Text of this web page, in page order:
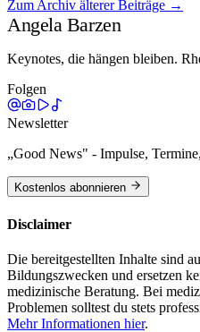
Weiterlesen →
Zum Archiv älterer Beiträge →
Angela Barzen
Keynotes, die hängen bleiben.
Folgen
Newsletter
„Good News" - Impulse,
Kostenlos abonnieren
Disclaimer
Die bereitgestellten Inhalte sind
Bildungszwecken und ersetzen
medizinische Beratung. Bei
Problemen solltest du stets
Mehr Informationen hier.